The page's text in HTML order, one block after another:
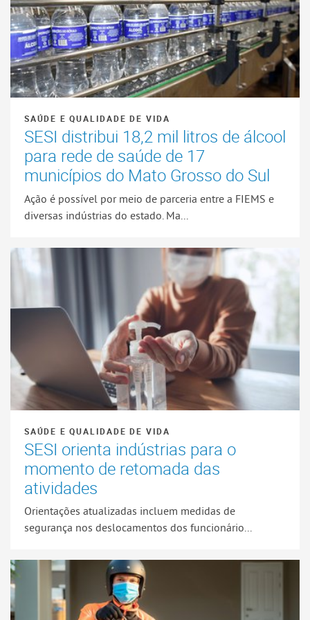
SAÚDE E QUALIDADE DE VIDA
SESI distribui 18,2 mil litros de álcool
para rede de saúde de 17
municípios do Mato Grosso do Sul
Ação é possível por meio de parceria entre a FIEMS e
diversas indústrias do estado. Ma...
SAÚDE E QUALIDADE DE VIDA
SESI orienta indústrias para o
momento de retomada das
atividades
Orientações atualizadas incluem medidas de
segurança nos deslocamentos dos funcionário...